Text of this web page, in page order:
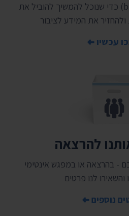
תמכו בנו (אפשר גם ב-bit) כדי שנוכל להמשיך להוביל את
את המידע לציבור
עכשיו
להרצאה
- בהרצאה או במפגש אינטימי
והשאירו לנו פרטים
נוספים